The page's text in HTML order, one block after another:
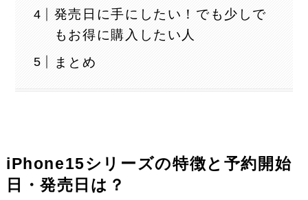
発売日に手にしたい！でも少しで
もお得に購入したい人
まとめ
iPhone15シリーズの特徴と予約開始
日・発売日は？